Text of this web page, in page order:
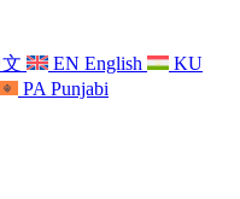
ਸੇਵਾ
EN English
KU
PA Punjabi